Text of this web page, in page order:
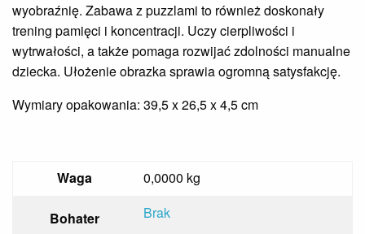
wyobraźnię. Zabawa z puzzlami to również doskonały
trening pamięci i koncentracji. Uczy cierpliwości i
wytrwałości, a także pomaga rozwijać zdolności manualne
dziecka. Ułożenie obrazka sprawia ogromną satysfakcję.
Wymiary opakowania: 39,5 x 26,5 x 4,5 cm
Waga 0,0000 kg
Bohater Brak